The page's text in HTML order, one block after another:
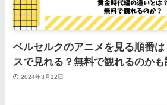
ベルセルクのアニメを見る順番
スで見れる？無料で観れるのかも
2024年3月12日